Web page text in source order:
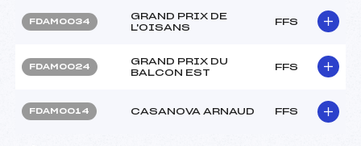
FDAM0034
GRAND PRIX DE
L'OISANS
FFS
FDAM0024
GRAND PRIX DU
BALCON EST
FFS
FDAM0014 CASANOVA ARNAUD FFS